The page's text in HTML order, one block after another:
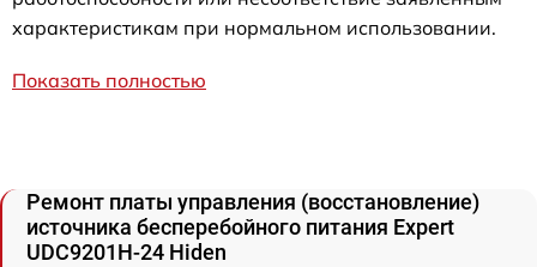
характеристикам при нормальном использовании.
Показать полностью
Ремонт платы управления (восстановление)
источника бесперебойного питания Expert
UDC9201H-24 Hiden